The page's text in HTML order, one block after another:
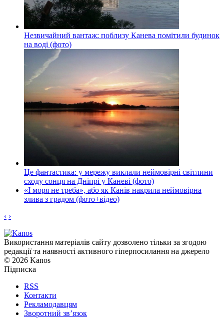
Незвичайний вантаж: поблизу Канева помітили будинок
на воді (фото)
Це фантастика: у мережу виклали неймовірні світлини
сходу сонця на Дніпрі у Каневі (фото)
«І моря не треба», або як Канів накрила неймовірна
злива з градом (фото+відео)
‹ ›
Використання матеріалів сайту дозволено тільки за згодою
редакції та наявності активного гіперпосилання на джерело
© 2026 Kanos
Підписка
RSS
Контакти
Рекламодавцям
Зворотний зв’язок